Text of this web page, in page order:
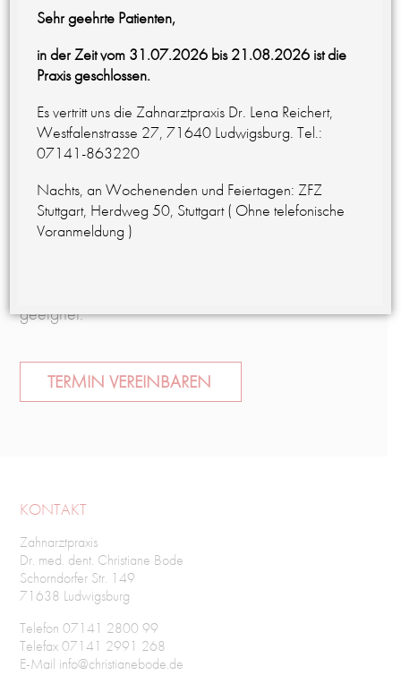
des Zahninneren erkennbar macht, erfolgt die
gesamten Wurzelkanalsystems. Der so vorbereitete
Wurzelkanal wird anschließend mit einem plastisch
versiegelnden Material gefüllt. Zum Abschluß der
Wurzelkanalbehandlung wird der Zahn zum
Schutz und zur Stabilisierung mit einer Krone
Aufbereitungssysteme, effiziente
ultraschallunterstützte Spülungen und wirkungsvolle
Wurzelfüllmaterialien ermöglichen den Erhalt des
geeignet.
TERMIN VEREINBAREN
KONTAKT
Zahnarztpraxis
Dr. med. dent. Christiane Bode
Schorndorfer Str. 149
71638 Ludwigsburg
Telefon 07141 2800 99
Telefax 07141 2991 268
E-Mail info@christianebode.de
Sehr geehrte Patienten,
in der Zeit vom 31.07.2026 bis 21.08.2026 ist die
Praxis geschlossen.
Es vertritt uns die Zahnarztpraxis Dr. Lena Reichert,
Westfalenstrasse 27, 71640 Ludwigsburg. Tel.:
07141-863220
Nachts, an Wochenenden und Feiertagen: ZFZ
Stuttgart, Herdweg 50, Stuttgart ( Ohne telefonische
Voranmeldung )